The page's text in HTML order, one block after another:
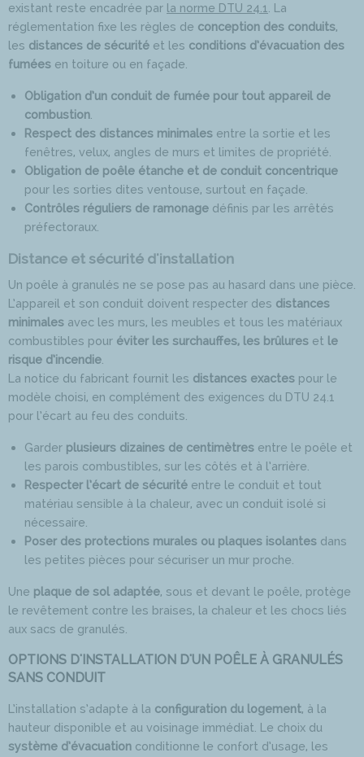
existant reste encadrée par la norme DTU 24.1. La
réglementation fixe les règles de conception des conduits,
les distances de sécurité et les conditions d’évacuation des
fumées en toiture ou en façade.
Obligation d’un conduit de fumée pour tout appareil de
combustion.
Respect des distances minimales entre la sortie et les
fenêtres, velux, angles de murs et limites de propriété.
Obligation de poêle étanche et de conduit concentrique
pour les sorties dites ventouse, surtout en façade.​​
Contrôles réguliers de ramonage définis par les arrêtés
préfectoraux.
Distance et sécurité d'installation
Un poêle à granulés ne se pose pas au hasard dans une pièce.
L’appareil et son conduit doivent respecter des distances
minimales avec les murs, les meubles et tous les matériaux
combustibles pour éviter les surchauffes, les brûlures et le
risque d’incendie.
La notice du fabricant fournit les distances exactes pour le
modèle choisi, en complément des exigences du DTU 24.1
pour l’écart au feu des conduits.
Garder plusieurs dizaines de centimètres entre le poêle et
les parois combustibles, sur les côtés et à l’arrière.
Respecter l’écart de sécurité entre le conduit et tout
matériau sensible à la chaleur, avec un conduit isolé si
nécessaire.
Poser des protections murales ou plaques isolantes dans
les petites pièces pour sécuriser un mur proche.
Une plaque de sol adaptée, sous et devant le poêle, protège
le revêtement contre les braises, la chaleur et les chocs liés
aux sacs de granulés.
OPTIONS D'INSTALLATION D'UN POÊLE À GRANULÉS
SANS CONDUIT
L’installation s’adapte à la configuration du logement, à la
hauteur disponible et au voisinage immédiat. Le choix du
système d’évacuation conditionne le confort d’usage, les